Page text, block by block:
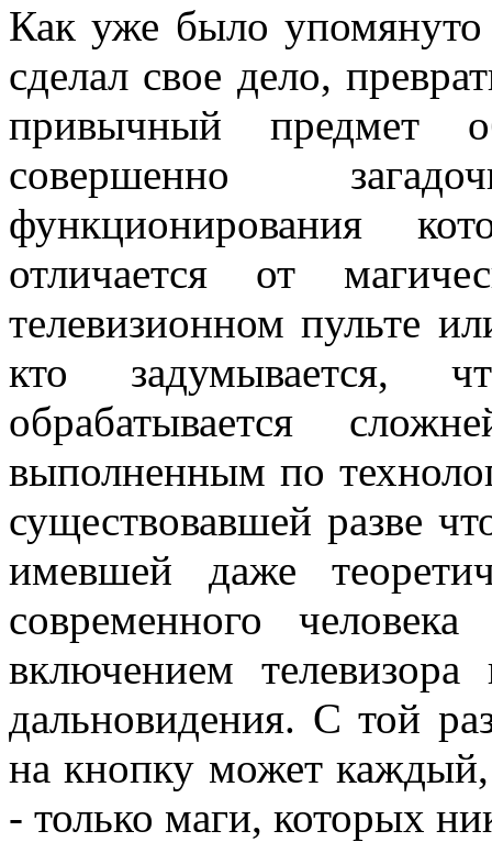
Как уже было
сделал свое дело,
привычный предмет
совершенно
функционирования
отличается от
телевизионном пульте
кто задумывается,
обрабатывается
выполненным по
существовавшей разве
имевшей даже
современного
включением телевизора
дальновидения. С той
на кнопку может каждый,
- только маги, которых